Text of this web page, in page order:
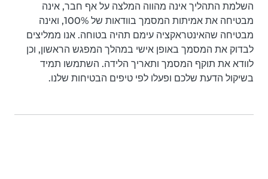
השלמת התהליך אינה מהווה המלצה על אף חבר, אינה
מבטיחה את אמיתות המסמך בוודאות של 100%, ואינה
מבטיחה שהאינטראקציה עימם תהיה בטוחה. אנו ממליצים
לבדוק את המסמך באופן אישי במהלך המפגש הראשון, וכן
לוודא את תוקף המסמך ותאריך הלידה. השתמשו תמיד
בשיקול הדעת שלכם ופעלו לפי טיפים הבטיחות שלנו.